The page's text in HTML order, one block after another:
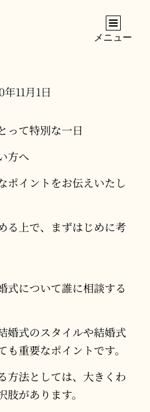
メニュー
年11月1日
って特別な一日
方へ
ポイントをお伝えいたし
る上で、まずはじめに考
式について誰に相談する
婚式のスタイルや結婚式
重要なポイントです。
方法としては、大きくわ
があります。